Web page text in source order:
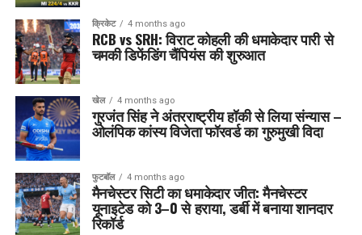
क्रिकेट 4 months ago
RCB vs SRH: विराट कोहली की धमाकेदार पारी से
चमकी डिफेंडिंग चैंपियंस की शुरुआत
खेल 4 months ago
गुरजंत सिंह ने अंतरराष्ट्रीय हॉकी से लिया संन्यास –
ओलंपिक कांस्य विजेता फॉरवर्ड का गुरुमुखी विदा
फुटबॉल 4 months ago
मैनचेस्टर सिटी का धमाकेदार जीत: मैनचेस्टर
यूनाइटेड को 3–0 से हराया, डर्बी में बनाया शानदार
रिकॉर्ड